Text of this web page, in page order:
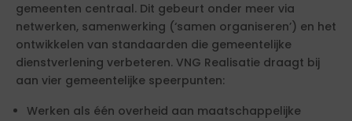
gemeenten centraal. Dit gebeurt onder meer via
netwerken, samenwerking (‘samen organiseren’) en het
ontwikkelen van standaarden die gemeentelijke
dienstverlening verbeteren. VNG Realisatie draagt bij
aan vier gemeentelijke speerpunten:
Werken als één overheid aan maatschappelijke